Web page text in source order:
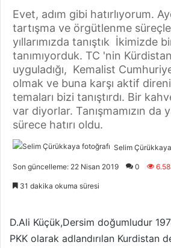
Evet, adım gibi hatırlıyorum.
tartışma ve örgütlenme
yıllarımızda tanıştık İkimizde
tanımıyorduk. TC 'nin
uyguladığı, Kemalist
olmak ve buna karşı aktif
temaları bizi tanıştırdı. Bir
var diyorlar. Tanışmamızın da
sürece hatırı oldu.
Selim Çürükkaya
Son güncelleme: 22 Nisan 2019 0
31 dakika okuma süresi
D.Ali Küçük,Dersim doğumludur
PKK olarak adlandırılan Kurdistan